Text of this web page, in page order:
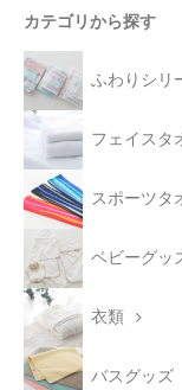
カテゴリから探す
ふわりシリ
フェイスタ
スポーツタ
ベビーグッ
衣類
バスグッズ